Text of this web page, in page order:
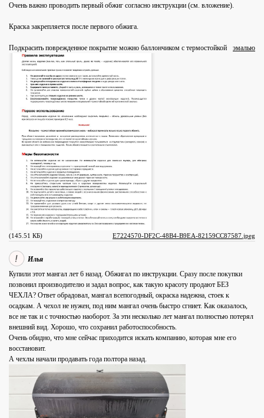
Очень важно проводить первый обжиг согласно инструкции (см. вложение).
Краска закрепляется после первого обжига.
Подкрасить поврежденное покрытие можно баллончиком с термостойкой эмалью
E7224570-DF2C-48B4-B9EA-82159CC87587.jpeg
(145.51 КБ)
Илья
Купили этот мангал лет 6 назад. Обжигал по инструкции. Сразу после покупки
позвонил производителю и задал вопрос, как такую красоту продают БЕЗ
ЧЕХЛА? Ответ обрадовал, мангал всепогодный, окраска надежна, стоек к
осадкам. А чехол не нужен, под ним мангал очень быстро сгниет. Как оказалось,
все не так и с точностью наоборот. За эти несколько лет мангал полностью потерял
внешний вид. Хорошо, что сохранил работоспособность.
Очень обидно, что мне сейчас приходится искать компанию, которая мне его
восстановит.
А чехлы начали продавать года полтора назад.